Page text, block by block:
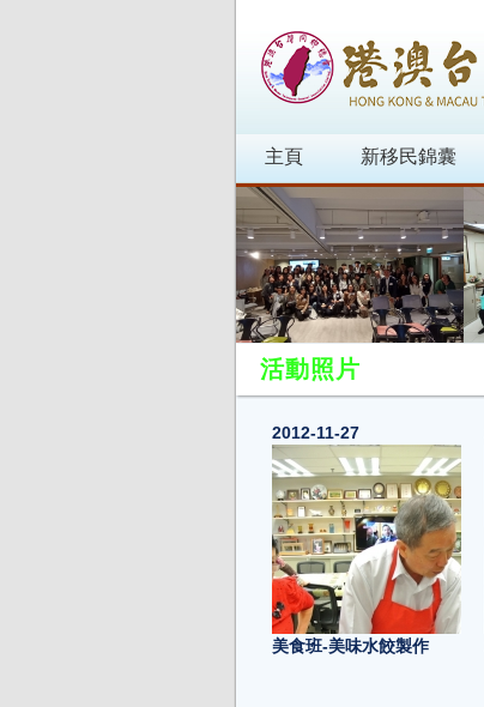
主頁 新移民錦囊
活動照片
2012-11-27
美食班-美味水餃製作